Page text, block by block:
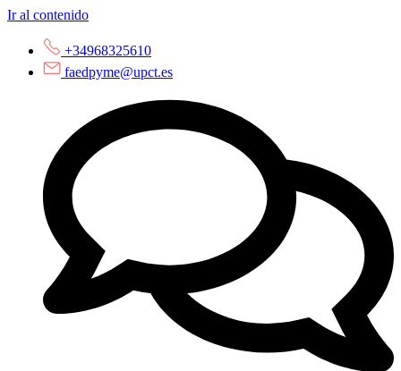
Ir al contenido
+34968325610
faedpyme@upct.es